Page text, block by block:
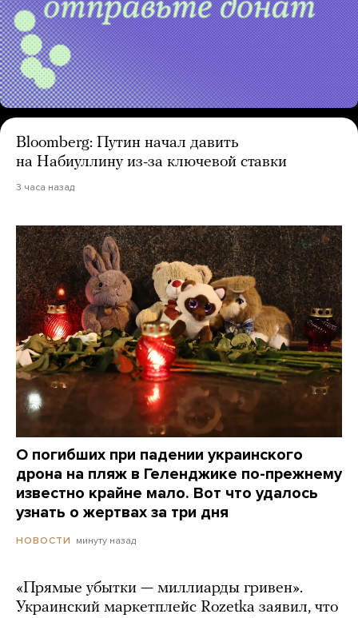
Bloomberg: Путин начал давить
на Набиуллину из-за ключевой ставки
3 часа назад
О погибших при падении украинского
дрона на пляж в Геленджике по-прежнему
известно крайне мало. Вот что удалось
узнать о жертвах за три дня
НОВОСТИ минуту назад
«Прямые убытки — миллиарды гривен».
Украинский маркетплейс Rozetka заявил, что